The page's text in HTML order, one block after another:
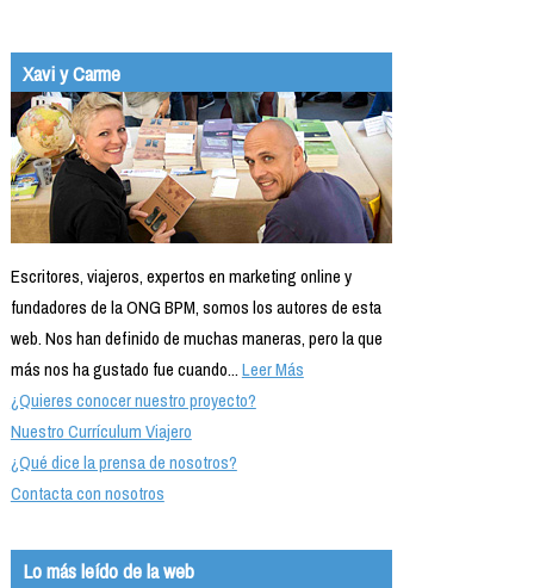
Xavi y Carme
Escritores, viajeros, expertos en marketing online y
fundadores de la ONG BPM, somos los autores de esta
web. Nos han definido de muchas maneras, pero la que
más nos ha gustado fue cuando...Leer Más
¿Quieres conocer nuestro proyecto?
Nuestro Currículum Viajero
¿Qué dice la prensa de nosotros?
Contacta con nosotros
Lo más leído de la web